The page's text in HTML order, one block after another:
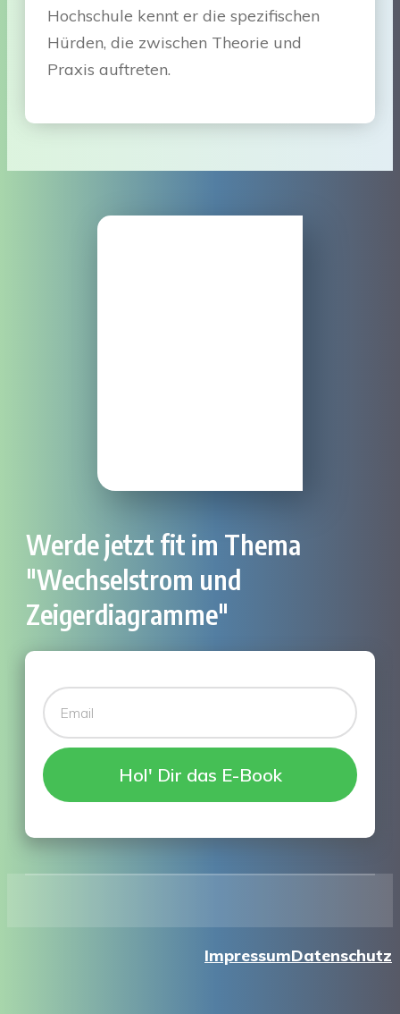
Hochschule kennt er die spezifischen
Hürden, die zwischen Theorie und
Praxis auftreten.
Werde jetzt fit im Thema
"Wechselstrom und
Zeigerdiagramme"
Hol' Dir das E-Book
ImpressumDatenschutz